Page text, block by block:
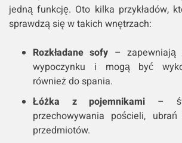
jedną funkcję. Oto kilka przykładów,
sprawdzą się w takich wnętrzach:
Rozkładane sofy – zapewniają
wypoczynku i mogą być
również do spania.
Łóżka z pojemnikami –
przechowywania pościeli,
przedmiotów.